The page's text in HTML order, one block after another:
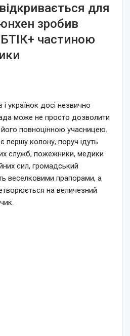
для
зробив
частиною
і українок досі незвично
може не просто дозволити
його повноцінною учасницею.
першу колону, поруч ідуть
служб, пожежники, медики
сил, громадський
веселковими прапорами, а
на величезний